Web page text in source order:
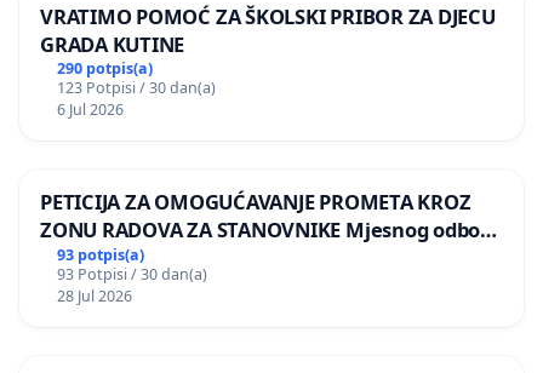
VRATIMO POMOĆ ZA ŠKOLSKI PRIBOR ZA DJECU
GRADA KUTINE
290 potpis(a)
123 Potpisi / 30 dan(a)
6 Jul 2026
PETICIJA ZA OMOGUĆAVANJE PROMETA KROZ
ZONU RADOVA ZA STANOVNIKE Mjesnog odbora
Kamensko i Lemić Brdo
93 potpis(a)
93 Potpisi / 30 dan(a)
28 Jul 2026